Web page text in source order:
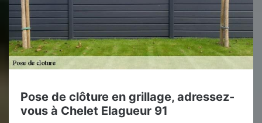
Pose de clôture en grillage, adressez-
vous à Chelet Elagueur 91